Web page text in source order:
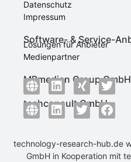
Datenschutz
Impressum
Software- & Service-
Lösungen für Anbieter
Medienpartner
MBmedien Group GmbH
techconsult GmbH
technology-research-hub.de
GmbH in Kooperation mit